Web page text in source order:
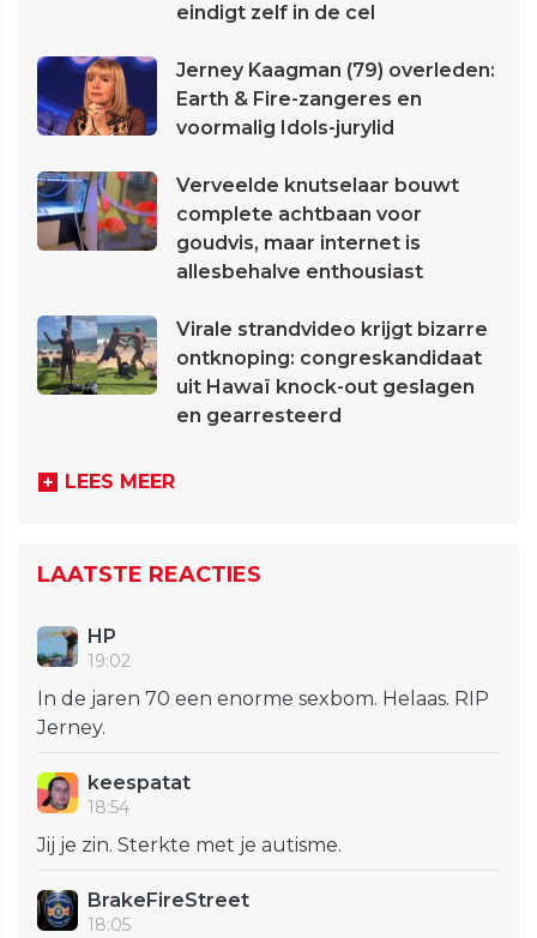
eindigt zelf in de cel
Jerney Kaagman (79) overleden:
Earth & Fire-zangeres en
voormalig Idols-jurylid
Verveelde knutselaar bouwt
complete achtbaan voor
goudvis, maar internet is
allesbehalve enthousiast
Virale strandvideo krijgt bizarre
ontknoping: congreskandidaat
uit Hawaï knock-out geslagen
en gearresteerd
LEES MEER
LAATSTE REACTIES
HP
19:02
In de jaren 70 een enorme sexbom. Helaas. RIP
Jerney.
keespatat
18:54
Jij je zin. Sterkte met je autisme.
BrakeFireStreet
18:05